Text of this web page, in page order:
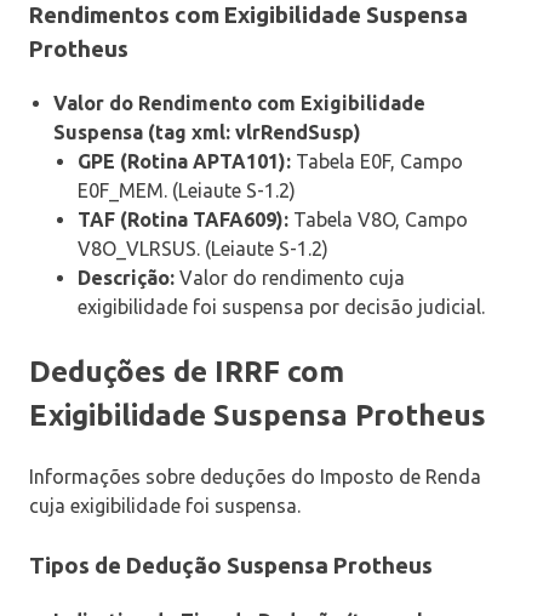
Rendimentos com Exigibilidade Suspensa
Protheus
Valor do Rendimento com Exigibilidade
Suspensa (tag xml: vlrRendSusp)
GPE (Rotina APTA101): Tabela E0F, Campo
E0F_MEM. (Leiaute S-1.2)
TAF (Rotina TAFA609): Tabela V8O, Campo
V8O_VLRSUS. (Leiaute S-1.2)
Descrição: Valor do rendimento cuja
exigibilidade foi suspensa por decisão judicial.
Deduções de IRRF com
Exigibilidade Suspensa Protheus
Informações sobre deduções do Imposto de Renda
cuja exigibilidade foi suspensa.
Tipos de Dedução Suspensa Protheus